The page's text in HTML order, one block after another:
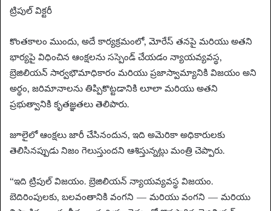
ట్రిపుల్ విక్టరీ
కొంతకాలం ముందు, అదే కార్యక్రమంలో, మోరేస్ తనపై మరియు అతని
భార్యపై విధించిన ఆంక్షలను సస్పెండ్ చేయడం న్యాయవ్యవస్థ,
బ్రెజిలియన్ సార్వభౌమాధికారం మరియు ప్రజాస్వామ్యానికి విజయం అని
అర్థం, జరిమానాలను తిప్పికొట్టడానికి లూలా మరియు అతని
ప్రభుత్వానికి కృతజ్ఞతలు తెలిపారు.
జూలైలో ఆంక్షలు జారీ చేసినందున, ఇది అమెరికా అధికారులకు
తెలిసినప్పుడు నిజం గెలుస్తుందని ఆశిస్తున్నట్లు మంత్రి చెప్పారు.
“ఇది ట్రిపుల్ విజయం. బ్రెజిలియన్ న్యాయవ్యవస్థ విజయం.
బెదిరింపులకు, బలవంతానికి వంగని — మరియు వంగని — మరియు